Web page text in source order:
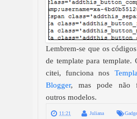
Lembrem-se que os
de template para template.
citei, funciona nos
Blogger, mas pode não
outros modelos.
11:21 Juliana